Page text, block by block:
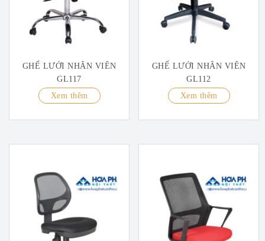
GHẾ LƯỚI NHÂN VIÊN
GL117
Xem thêm
GHẾ LƯỚI NHÂN VIÊN
GL112
Xem thêm